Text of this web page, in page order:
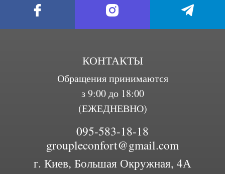
КОНТАКТЫ
Обращения принимаются
з 9:00 до 18:00
(ЕЖЕДНЕВНО)
095-583-18-18
groupleconfort@gmail.com
г. Киев, Большая Окружная, 4А